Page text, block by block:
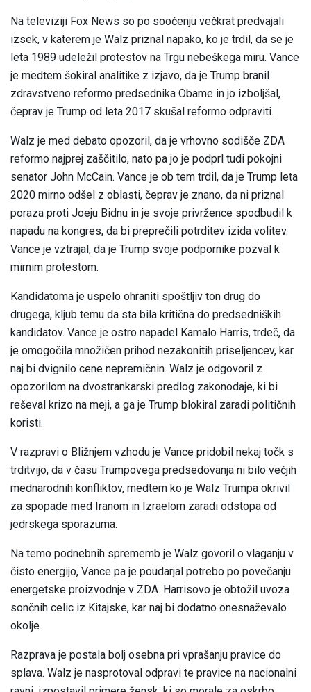
Na televiziji Fox News so po soočenju večkrat predvajali
izsek, v katerem je Walz priznal napako, ko je trdil, da se je
leta 1989 udeležil protestov na Trgu nebeškega miru. Vance
je medtem šokiral analitike z izjavo, da je Trump branil
zdravstveno reformo predsednika Obame in jo izboljšal,
čeprav je Trump od leta 2017 skušal reformo odpraviti.
Walz je med debato opozoril, da je vrhovno sodišče ZDA
reformo najprej zaščitilo, nato pa jo je podprl tudi pokojni
senator John McCain. Vance je ob tem trdil, da je Trump leta
2020 mirno odšel z oblasti, čeprav je znano, da ni priznal
poraza proti Joeju Bidnu in je svoje privržence spodbudil k
napadu na kongres, da bi preprečili potrditev izida volitev.
Vance je vztrajal, da je Trump svoje podpornike pozval k
mirnim protestom.
Kandidatoma je uspelo ohraniti spoštljiv ton drug do
drugega, kljub temu da sta bila kritična do predsedniških
kandidatov. Vance je ostro napadel Kamalo Harris, trdeč, da
je omogočila množičen prihod nezakonitih priseljencev, kar
naj bi dvignilo cene nepremičnin. Walz je odgovoril z
opozorilom na dvostrankarski predlog zakonodaje, ki bi
reševal krizo na meji, a ga je Trump blokiral zaradi političnih
koristi.
V razpravi o Bližnjem vzhodu je Vance pridobil nekaj točk s
trditvijo, da v času Trumpovega predsedovanja ni bilo večjih
mednarodnih konfliktov, medtem ko je Walz Trumpa okrivil
za spopade med Iranom in Izraelom zaradi odstopa od
jedrskega sporazuma.
Na temo podnebnih sprememb je Walz govoril o vlaganju v
čisto energijo, Vance pa je poudarjal potrebo po povečanju
energetske proizvodnje v ZDA. Harrisovo je obtožil uvoza
sončnih celic iz Kitajske, kar naj bi dodatno onesnaževalo
okolje.
Razprava je postala bolj osebna pri vprašanju pravice do
splava. Walz je nasprotoval odpravi te pravice na nacionalni